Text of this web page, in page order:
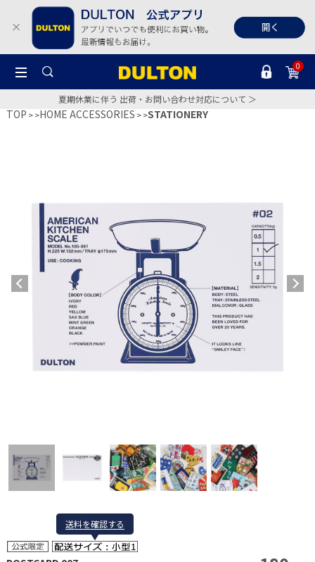
0
夏期休業に伴う 出荷・お問い合わせ対応について ＞
TOP >HOME ACCESSORIES >STATIONERY
送料を確認する
送料を確認する